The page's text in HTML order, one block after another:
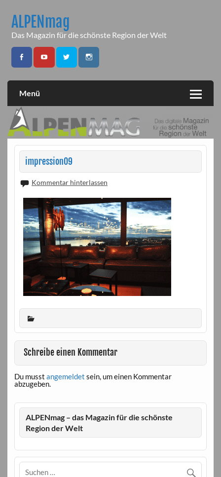
contentALPENmag
Das Magazin für die schönste Region der Welt
Menü
impression09
Kommentar hinterlassen
Schreibe einen Kommentar
Du musst angemeldet sein, um einen Kommentar
abzugeben.
ALPENmag – das Magazin für die schönste
Region der Welt